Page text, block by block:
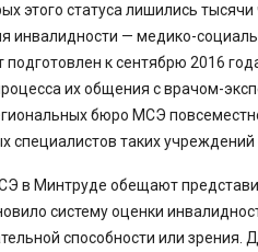
этого статуса лишились
инвалидности — медико-
к сентябрю 2016
их общения с врачом-
бюро МСЭ
специалистов таких
в Минтруде обещают
систему оценки
способности или зрения.